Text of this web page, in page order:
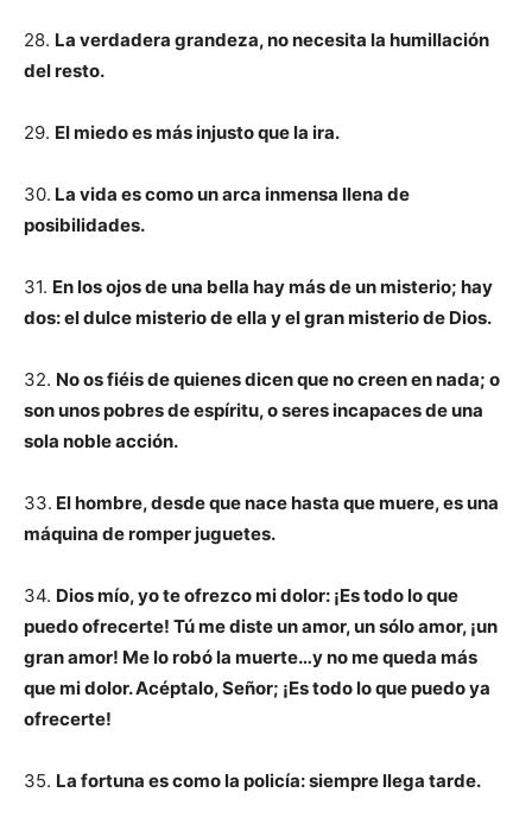
28. La verdadera grandeza, no necesita la humillación
del resto.
29. El miedo es más injusto que la ira.
30. La vida es como un arca inmensa llena de
posibilidades.
31. En los ojos de una bella hay más de un misterio; hay
dos: el dulce misterio de ella y el gran misterio de Dios.
32. No os fiéis de quienes dicen que no creen en nada; o
son unos pobres de espíritu, o seres incapaces de una
sola noble acción.
33. El hombre, desde que nace hasta que muere, es una
máquina de romper juguetes.
34. Dios mío, yo te ofrezco mi dolor: ¡Es todo lo que
puedo ofrecerte! Tú me diste un amor, un sólo amor, ¡un
gran amor! Me lo robó la muerte…y no me queda más
que mi dolor. Acéptalo, Señor; ¡Es todo lo que puedo ya
ofrecerte!
35. La fortuna es como la policía: siempre llega tarde.